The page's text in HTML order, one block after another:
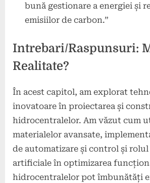
bună gestionare a energiei și
emisiilor de carbon.”
Intrebari/Raspunsuri:
Realitate?
În acest capitol, am explorat
inovatoare în proiectarea și
hidrocentralelor. Am văzut cum
materialelor avansate,
de automatizare și control și
artificiale în optimizarea
hidrocentralelor pot îmbunătăți